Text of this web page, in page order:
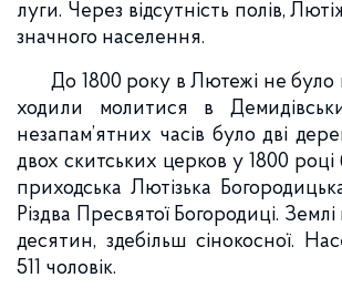
луги. Через відсутність полів,
значного населення.
До 1800 року в Лютежі не було
ходили молитися в
незапам’ятних часів було дві
двох скитських церков у 1800 році
приходська Лютізька
Різдва Пресвятої Богородиці.
десятин, здебільш сінокосної.
511 чоловік.